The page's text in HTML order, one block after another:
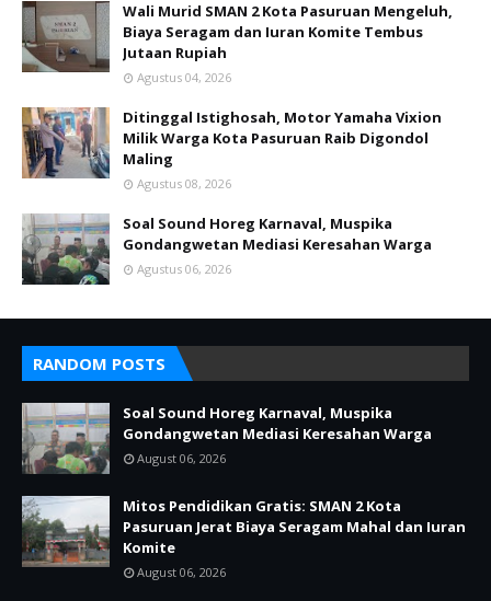
Wali Murid SMAN 2 Kota Pasuruan Mengeluh,
Biaya Seragam dan Iuran Komite Tembus
Jutaan Rupiah
Agustus 04, 2026
Ditinggal Istighosah, Motor Yamaha Vixion
Milik Warga Kota Pasuruan Raib Digondol
Maling
Agustus 08, 2026
Soal Sound Horeg Karnaval, Muspika
Gondangwetan Mediasi Keresahan Warga
Agustus 06, 2026
RANDOM POSTS
Soal Sound Horeg Karnaval, Muspika
Gondangwetan Mediasi Keresahan Warga
August 06, 2026
Mitos Pendidikan Gratis: SMAN 2 Kota
Pasuruan Jerat Biaya Seragam Mahal dan Iuran
Komite
August 06, 2026